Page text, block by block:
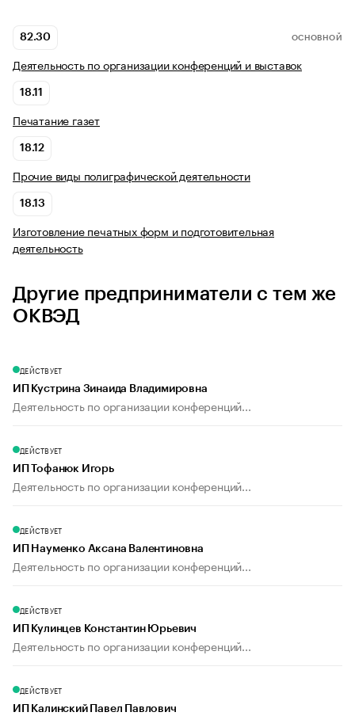
82.30 ОСНОВНОЙ
Деятельность по организации конференций и выставок
18.11
Печатание газет
18.12
Прочие виды полиграфической деятельности
18.13
Изготовление печатных форм и подготовительная
деятельность
Другие предприниматели с тем же
ОКВЭД
ДЕЙСТВУЕТ
ИП Кустрина Зинаида Владимировна
Деятельность по организации конференций...
ДЕЙСТВУЕТ
ИП Тофанюк Игорь
Деятельность по организации конференций...
ДЕЙСТВУЕТ
ИП Науменко Аксана Валентиновна
Деятельность по организации конференций...
ДЕЙСТВУЕТ
ИП Кулинцев Константин Юрьевич
Деятельность по организации конференций...
ДЕЙСТВУЕТ
ИП Калинский Павел Павлович